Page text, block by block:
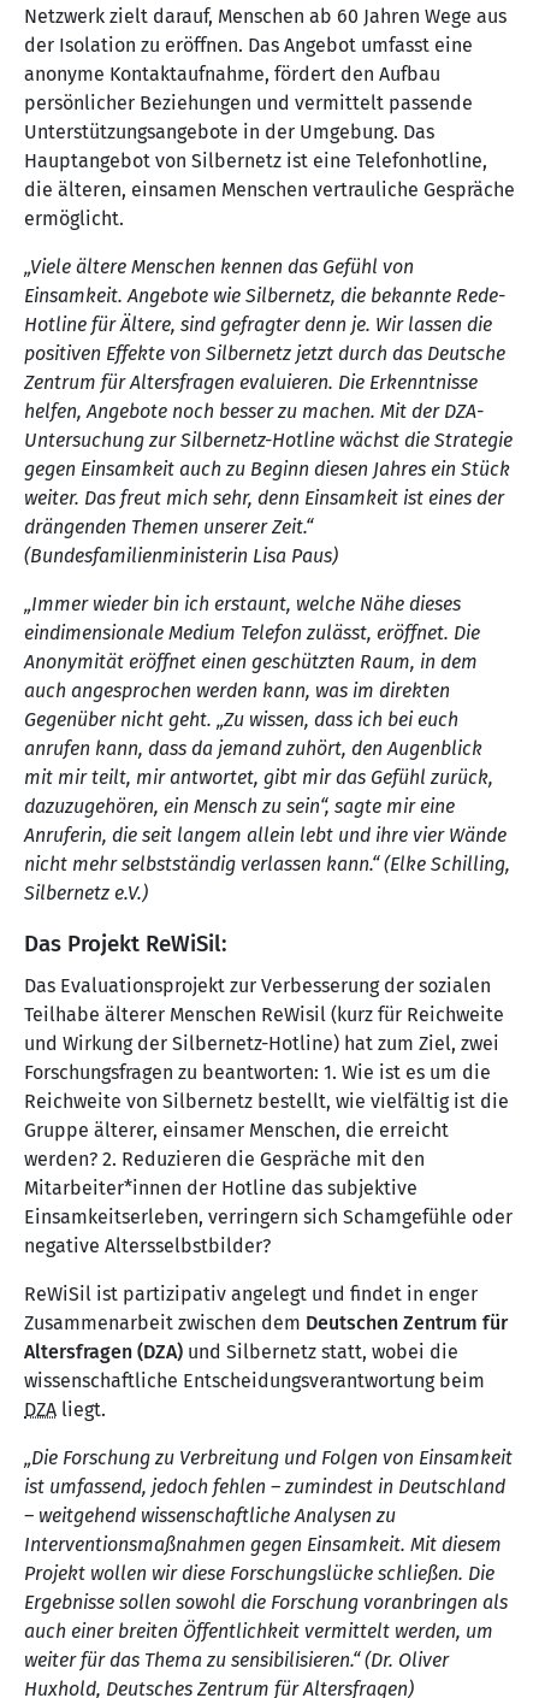
Netzwerk zielt darauf, Menschen ab 60 Jahren Wege aus
der Isolation zu eröffnen. Das Angebot umfasst eine
anonyme Kontaktaufnahme, fördert den Aufbau
persönlicher Beziehungen und vermittelt passende
Unterstützungsangebote in der Umgebung. Das
Hauptangebot von Silbernetz ist eine Telefonhotline,
die älteren, einsamen Menschen vertrauliche Gespräche
ermöglicht.
„Viele ältere Menschen kennen das Gefühl von
Einsamkeit. Angebote wie Silbernetz, die bekannte Rede-
Hotline für Ältere, sind gefragter denn je. Wir lassen die
positiven Effekte von Silbernetz jetzt durch das Deutsche
Zentrum für Altersfragen evaluieren. Die Erkenntnisse
helfen, Angebote noch besser zu machen. Mit der DZA-
Untersuchung zur Silbernetz-Hotline wächst die Strategie
gegen Einsamkeit auch zu Beginn diesen Jahres ein Stück
weiter. Das freut mich sehr, denn Einsamkeit ist eines der
drängenden Themen unserer Zeit.“
(Bundesfamilienministerin Lisa Paus)
„Immer wieder bin ich erstaunt, welche Nähe dieses
eindimensionale Medium Telefon zulässt, eröffnet. Die
Anonymität eröffnet einen geschützten Raum, in dem
auch angesprochen werden kann, was im direkten
Gegenüber nicht geht. „Zu wissen, dass ich bei euch
anrufen kann, dass da jemand zuhört, den Augenblick
mit mir teilt, mir antwortet, gibt mir das Gefühl zurück,
dazuzugehören, ein Mensch zu sein“, sagte mir eine
Anruferin, die seit langem allein lebt und ihre vier Wände
nicht mehr selbstständig verlassen kann.“ (Elke Schilling,
Silbernetz e.V.)
Das Projekt ReWiSil:
Das Evaluationsprojekt zur Verbesserung der sozialen
Teilhabe älterer Menschen ReWisil (kurz für Reichweite
und Wirkung der Silbernetz-Hotline) hat zum Ziel, zwei
Forschungsfragen zu beantworten: 1. Wie ist es um die
Reichweite von Silbernetz bestellt, wie vielfältig ist die
Gruppe älterer, einsamer Menschen, die erreicht
werden? 2. Reduzieren die Gespräche mit den
Mitarbeiter*innen der Hotline das subjektive
Einsamkeitserleben, verringern sich Schamgefühle oder
negative Altersselbstbilder?
ReWiSil ist partizipativ angelegt und findet in enger
Zusammenarbeit zwischen dem Deutschen Zentrum für
Altersfragen (DZA) und Silbernetz statt, wobei die
wissenschaftliche Entscheidungsverantwortung beim
DZA liegt.
„Die Forschung zu Verbreitung und Folgen von Einsamkeit
ist umfassend, jedoch fehlen – zumindest in Deutschland
– weitgehend wissenschaftliche Analysen zu
Interventionsmaßnahmen gegen Einsamkeit. Mit diesem
Projekt wollen wir diese Forschungslücke schließen. Die
Ergebnisse sollen sowohl die Forschung voranbringen als
auch einer breiten Öffentlichkeit vermittelt werden, um
weiter für das Thema zu sensibilisieren.“ (Dr. Oliver
Huxhold, Deutsches Zentrum für Altersfragen)